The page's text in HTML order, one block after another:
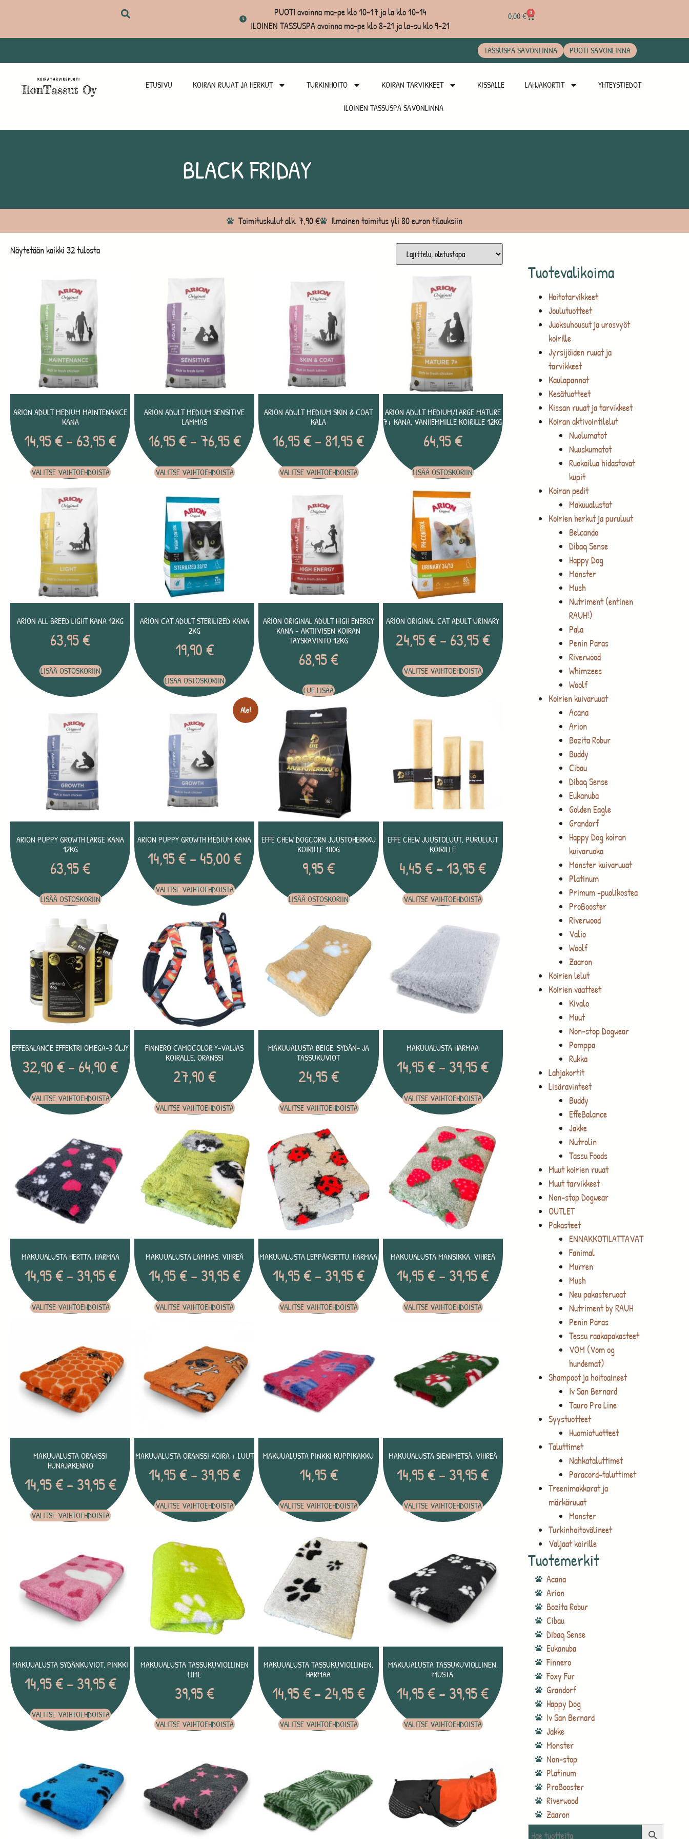
PUOTI avoinna ma-pe klo 10-17 ja la klo 10-14
ILOINEN TASSUSPA avoinna ma-pe klo 8-21 ja la-su klo 9-21
0,00€ 0
TASSUSPA SAVONLINNA PUOTI SAVONLINNA
ETUSIVU KOIRAN RUUAT JA HERKUT TURKINHOITO KOIRAN TARVIKKEET KISSALLE LAHJAKORTIT YHTEYSTIEDOT
ILOINEN TASSUSPA SAVONLINNA
BLACK FRIDAY
Toimituskulut alk. 7,90 € Ilmainen toimitus yli 80 euron tilauksiin
Tuotevalikoima
Hoitotarvikkeet
Joulutuotteet
Juoksuhousut ja urosvyöt
koirille
Jyrsijöiden ruuat ja
tarvikkeet
Kaulapannat
Kesätuotteet
Kissan ruuat ja tarvikkeet
Koiran aktivointilelut
Nuolumatot
Nuuskumatot
Ruokailua hidastavat
kupit
Koiran pedit
Makuualustat
Koirien herkut ja puruluut
Belcando
Dibaq Sense
Happy Dog
Monster
Mush
Nutriment (entinen
RAUH!)
Pala
Penin Paras
Riverwood
Whimzees
Woolf
Koirien kuivaruuat
Acana
Arion
Bozita Robur
Buddy
Cibau
Dibaq Sense
Eukanuba
Golden Eagle
Grandorf
Happy Dog koiran
kuivaruoka
Monster kuivaruuat
Platinum
Primum -puolikostea
ProBooster
Riverwood
Valio
Woolf
Zaaron
Koirien lelut
Koirien vaatteet
Kivalo
Muut
Non-stop Dogwear
Pomppa
Rukka
Lahjakortit
Lisäravinteet
Buddy
EffeBalance
Jakke
Nutrolin
Tassu Foods
Muut koirien ruuat
Muut tarvikkeet
Non-stop Dogwear
OUTLET
Pakasteet
ENNAKKOTILATTAVAT
Fanimal
Murren
Mush
Neu pakasteruoat
Nutriment by RAUH
Penin Paras
Tessu raakapakasteet
VOM (Vom og
hundemat)
Shampoot ja hoitoaineet
Iv San Bernard
Tauro Pro Line
Syystuotteet
Huomiotuotteet
Taluttimet
Nahkataluttimet
Paracord-taluttimet
Treenimakkarat ja
märkäruuat
Monster
Turkinhoitovälineet
Valjaat koirille
Tuotemerkit
Acana
Arion
Bozita Robur
Cibau
Dibaq Sense
Eukanuba
Finnero
Foxy Fur
Grandorf
Happy Dog
Iv San Bernard
Jakke
Monster
Non-stop
Platinum
ProBooster
Riverwood
Zaaron
Näytetään kaikki 32 tulosta
ARION ADULT MEDIUM MAINTENANCE
KANA
14,95€– 63,95€
VALITSE VAIHTOEHDOISTA
ARION ADULT MEDIUM SENSITIVE
LAMMAS
16,95€–76,95€
VALITSE VAIHTOEHDOISTA
ARION ADULT MEDIUM SKIN & COAT
KALA
16,95€– 81,95€
VALITSE VAIHTOEHDOISTA
ARION ADULT MEDIUM/LARGE MATURE
7+ KANA, VANHEMMILLE KOIRILLE 12KG
64,95€
LISÄÄ OSTOSKORIIN
ARION ALL BREED LIGHT KANA 12KG
63,95€
LISÄÄ OSTOSKORIIN
ARION CAT ADULT STERILIZED KANA
2KG
19,90€
LISÄÄ OSTOSKORIIN
ARION ORIGINAL ADULT HIGH ENERGY
KANA – AKTIIVISEN KOIRAN
TÄYSRAVINTO 12KG
68,95€
LUE LISÄÄ
ARION ORIGINAL CAT ADULT URINARY
24,95€– 63,95€
VALITSE VAIHTOEHDOISTA
ARION PUPPY GROWTH LARGE KANA
12KG
63,95€
LISÄÄ OSTOSKORIIN
Ale!
ARION PUPPY GROWTH MEDIUM KANA
14,95€– 45,00€
VALITSE VAIHTOEHDOISTA
EFFE CHEW DOGCORN JUUSTOHERKKU
KOIRILLE 100G
9,95€
LISÄÄ OSTOSKORIIN
EFFE CHEW JUUSTOLUUT, PURULUUT
KOIRILLE
4,45€– 13,95€
VALITSE VAIHTOEHDOISTA
EFFEBALANCE EFFEKTRI OMEGA-3 ÖLJY
32,90€– 64,90€
VALITSE VAIHTOEHDOISTA
FINNERO CAMOCOLOR Y-VALJAS
KOIRALLE, ORANSSI
27,90€
VALITSE VAIHTOEHDOISTA
MAKUUALUSTA BEIGE, SYDÄN- JA
TASSUKUVIOT
24,95€
VALITSE VAIHTOEHDOISTA
MAKUUALUSTA HARMAA
14,95€– 39,95€
VALITSE VAIHTOEHDOISTA
MAKUUALUSTA HERTTA, HARMAA
14,95€– 39,95€
VALITSE VAIHTOEHDOISTA
MAKUUALUSTA LAMMAS, VIHREÄ
14,95€– 39,95€
VALITSE VAIHTOEHDOISTA
MAKUUALUSTA LEPPÄKERTTU, HARMAA
14,95€– 39,95€
VALITSE VAIHTOEHDOISTA
MAKUUALUSTA MANSIKKA, VIHREÄ
14,95€– 39,95€
VALITSE VAIHTOEHDOISTA
MAKUUALUSTA ORANSSI
HUNAJAKENNO
14,95€– 39,95€
VALITSE VAIHTOEHDOISTA
MAKUUALUSTA ORANSSI KOIRA + LUUT
14,95€– 39,95€
VALITSE VAIHTOEHDOISTA
MAKUUALUSTA PINKKI KUPPIKAKKU
14,95€
VALITSE VAIHTOEHDOISTA
MAKUUALUSTA SIENIMETSÄ, VIHREÄ
14,95€– 39,95€
VALITSE VAIHTOEHDOISTA
MAKUUALUSTA SYDÄNKUVIOT, PINKKI
14,95€– 39,95€
VALITSE VAIHTOEHDOISTA
MAKUUALUSTA TASSUKUVIOLLINEN
LIME
39,95€
VALITSE VAIHTOEHDOISTA
MAKUUALUSTA TASSUKUVIOLLINEN,
HARMAA
14,95€– 24,95€
VALITSE VAIHTOEHDOISTA
MAKUUALUSTA TASSUKUVIOLLINEN,
MUSTA
14,95€– 39,95€
VALITSE VAIHTOEHDOISTA